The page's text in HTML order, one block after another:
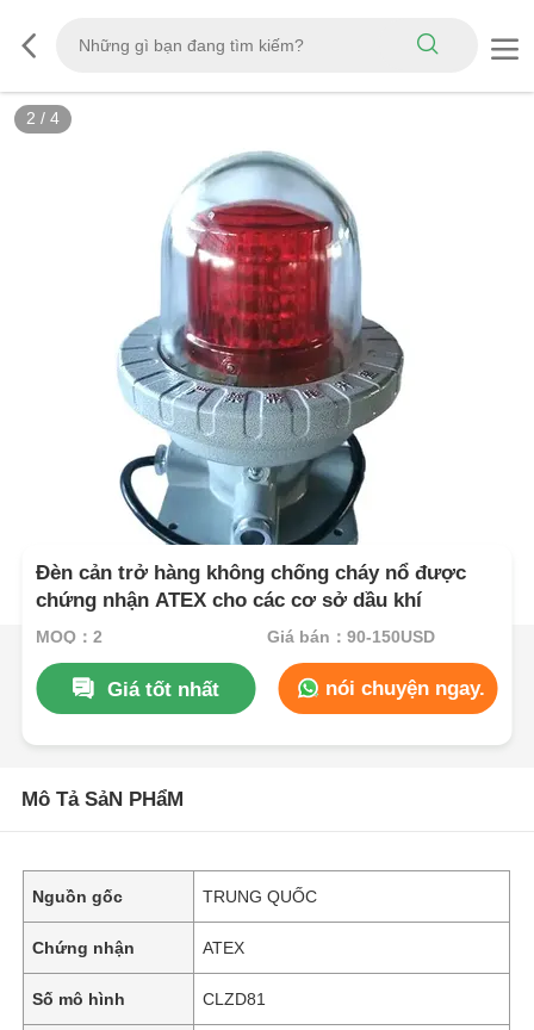
2 / 4
Đèn cản trở hàng không chống cháy nổ được
chứng nhận ATEX cho các cơ sở dầu khí
MOQ：2 Giá bán：90-150USD
Giá tốt nhất nói chuyện ngay.
Mô Tả SảN PHẩM
Nguồn gốc TRUNG QUỐC
Chứng nhận ATEX
Số mô hình CLZD81